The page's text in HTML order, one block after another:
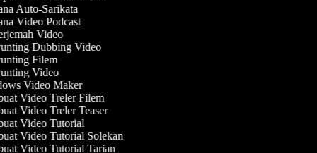
Auto-Sarikata
Video Podcast
Video
Dubbing Video
Filem
Video
Video Maker
Video Treler Filem
Video Treler Teaser
Video Tutorial
Video Tutorial Solekan
Video Tutorial Tarian